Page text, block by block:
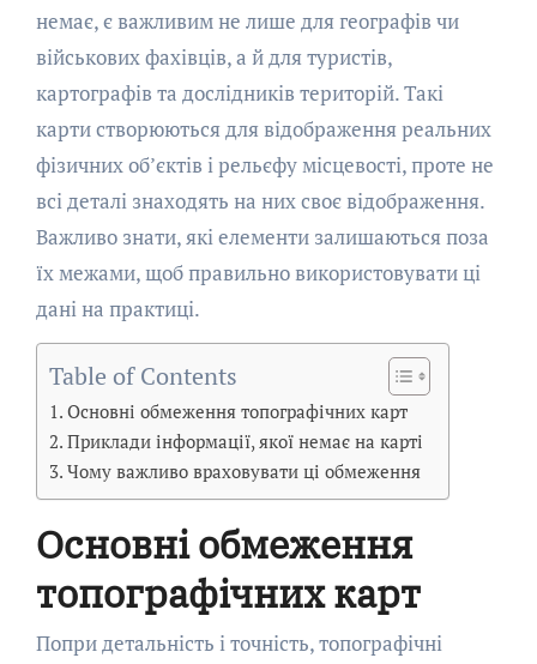
немає, є важливим не лише для географів чи
військових фахівців, а й для туристів,
картографів та дослідників територій. Такі
карти створюються для відображення реальних
фізичних об’єктів і рельєфу місцевості, проте не
всі деталі знаходять на них своє відображення.
Важливо знати, які елементи залишаються поза
їх межами, щоб правильно використовувати ці
дані на практиці.
Table of Contents
Основні обмеження топографічних карт
Приклади інформації, якої немає на карті
Чому важливо враховувати ці обмеження
Основні обмеження
топографічних карт
Попри детальність і точність, топографічні